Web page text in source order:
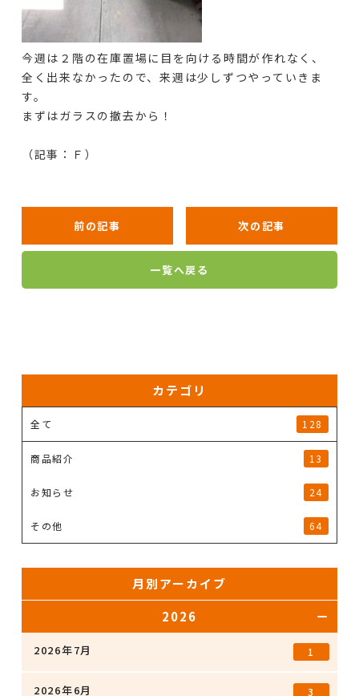
今週は２階の在庫置場に目を向ける時間が作れなく、
全く出来なかったので、来週は少しずつやっていきま
す。
まずはガラスの撤去から！
（記事：Ｆ）
前の記事 次の記事
一覧へ戻る
カテゴリ
全て 128
商品紹介 13
お知らせ 24
その他 64
月別アーカイブ
2026
2026年7月 1
2026年6月 3